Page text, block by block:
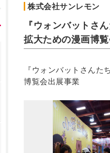
株式会社サンレモン
『ウォンバットさ
拡大ための漫画博
『ウォンバットさん
博覧会出展事業